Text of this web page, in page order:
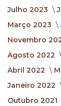
Julho 2023
Março 2023
Novembro
Agosto 2022
Abril 2022
Janeiro 2022
Outubro 2021